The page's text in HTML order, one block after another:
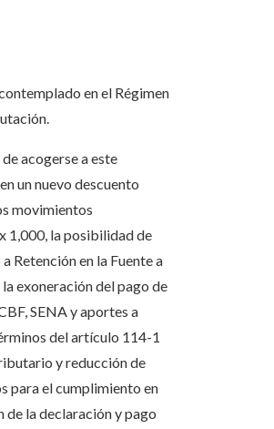
en el Régimen
acogerse a este
un nuevo descuento
movimientos
1,000, la posibilidad de
Retención en la Fuente a
exoneración del pago de
SENA y aportes a
del artículo 114-1
y reducción de
para el cumplimiento en
de la declaración y pago